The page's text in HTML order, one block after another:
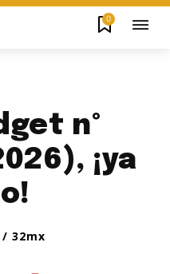
0
nº
¡ya
32mx